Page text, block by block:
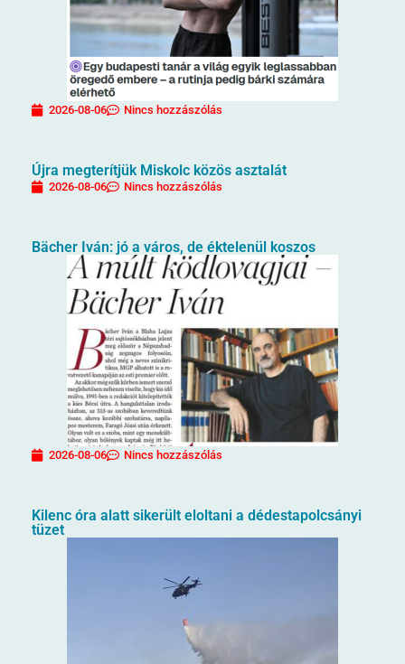
2026-08-06 Nincs hozzászólás
Újra megterítjük Miskolc közös asztalát
2026-08-06 Nincs hozzászólás
Bächer Iván: jó a város, de éktelenül koszos
2026-08-06 Nincs hozzászólás
Kilenc óra alatt sikerült eloltani a dédestapolcsányi
tüzet